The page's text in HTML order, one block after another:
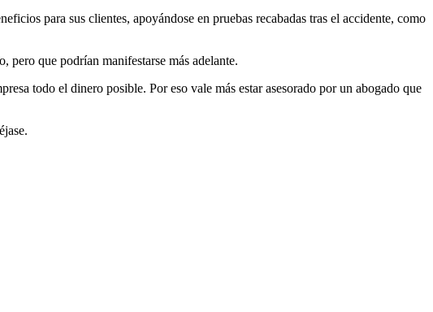
para sus clientes, apoyándose en pruebas recabadas tras el accidente, como
pero que podrían manifestarse más adelante.
todo el dinero posible. Por eso vale más estar asesorado por un abogado que